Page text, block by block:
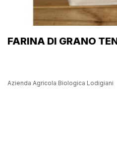
FARINA DI GRANO
Azienda Agricola Biologica Lodigiani